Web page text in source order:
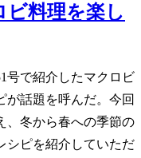
料理を楽し
号で紹介したマクロビ
が話題を呼んだ。今回
、冬から春への季節の
シピを紹介していただ